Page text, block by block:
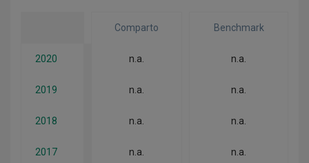
Comparto Benchmark
2020 n.a. n.a.
2019 n.a. n.a.
2018 n.a. n.a.
2017 n.a. n.a.